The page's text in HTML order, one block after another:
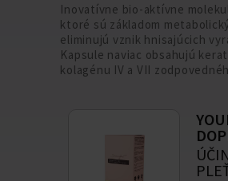
Inovatívne bio-aktívne
ktoré sú základom
eliminujú vznik hnisajúcich
Kapsule naviac obsahujú
kolagénu IV a VII